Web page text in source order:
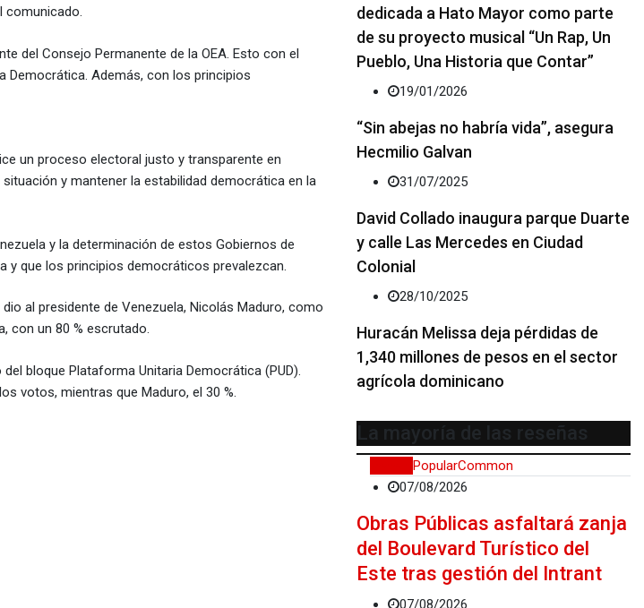
comunicado.
del Consejo Permanente de la OEA. Esto con el
Democrática. Además, con los principios
un proceso electoral justo y transparente en
y mantener la estabilidad democrática en la
y la determinación de estos Gobiernos de
y que los principios democráticos prevalezcan.
al presidente de Venezuela, Nicolás Maduro, como
con un 80 % escrutado.
bloque Plataforma Unitaria Democrática (PUD).
votos, mientras que Maduro, el 30 %.
dedicada a Hato Mayor como parte
de su proyecto musical “Un Rap, Un
Pueblo, Una Historia que Contar”
19/01/2026
“Sin abejas no habría vida”, asegura
Hecmilio Galvan
31/07/2025
David Collado inaugura parque Duarte
y calle Las Mercedes en Ciudad
Colonial
28/10/2025
Huracán Melissa deja pérdidas de
1,340 millones de pesos en el sector
agrícola dominicano
La mayoría de las reseñas
PopularCommon
07/08/2026
Obras Públicas asfaltará zanja
del Boulevard Turístico del
Este tras gestión del Intrant
07/08/2026